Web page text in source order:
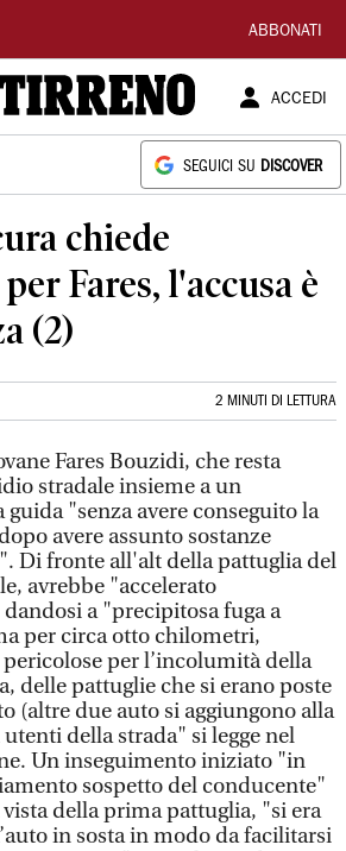
ABBONATI
ACCEDI
SEGUICI SU DISCOVER
chiede
Fares, l'accusa è
(2)
2 MINUTI DI LETTURA
Fares Bouzidi, che resta
stradale insieme a un
"senza avere conseguito la
avere assunto sostanze
Di fronte all'alt della pattuglia del
avrebbe "accelerato
a "precipitosa fuga a
per circa otto chilometri,
per l’incolumità della
delle pattuglie che si erano poste
(altre due auto si aggiungono alla
della strada" si legge nel
Un inseguimento iniziato "in
sospetto del conducente"
vista della prima pattuglia, "si era
in sosta in modo da facilitarsi